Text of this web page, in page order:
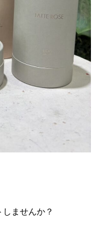
ませんか？